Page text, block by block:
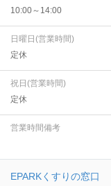
10:00～14:00
日曜日(営業時間)
定休
祝日(営業時間)
定休
営業時間備考
EPARKくすりの窓口